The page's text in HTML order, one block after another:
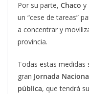
Por su parte, Chaco y
un “cese de tareas”
a concentrar y
provincia.
Todas estas medidas
gran Jornada
pública, que tendrá